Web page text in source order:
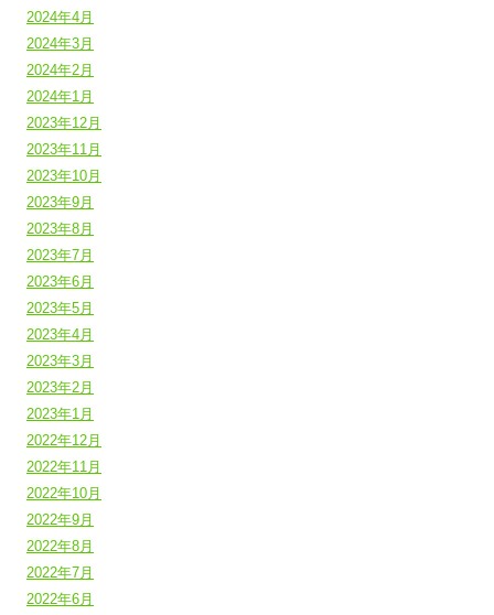
2024年4月
2024年3月
2024年2月
2024年1月
2023年12月
2023年11月
2023年10月
2023年9月
2023年8月
2023年7月
2023年6月
2023年5月
2023年4月
2023年3月
2023年2月
2023年1月
2022年12月
2022年11月
2022年10月
2022年9月
2022年8月
2022年7月
2022年6月